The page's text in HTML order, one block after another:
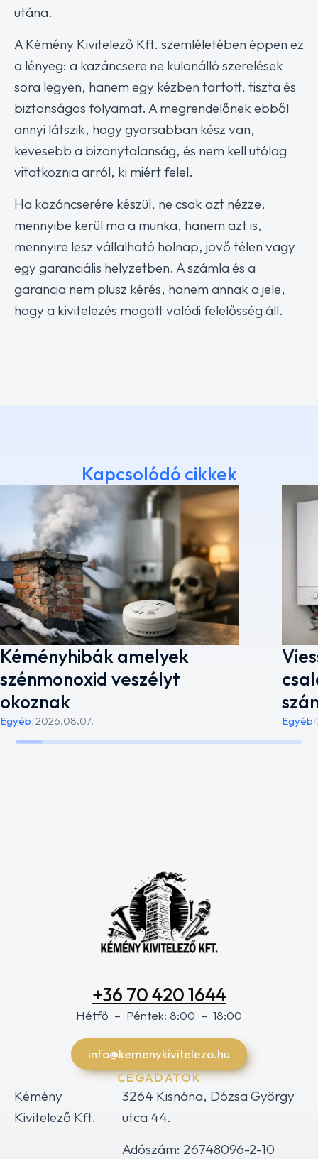
utána.
A Kémény Kivitelező Kft. szemléletében éppen ez
a lényeg: a kazáncsere ne különálló szerelések
sora legyen, hanem egy kézben tartott, tiszta és
biztonságos folyamat. A megrendelőnek ebből
annyi látszik, hogy gyorsabban kész van,
kevesebb a bizonytalanság, és nem kell utólag
vitatkoznia arról, ki miért felel.
Ha kazáncserére készül, ne csak azt nézze,
mennyibe kerül ma a munka, hanem azt is,
mennyire lesz vállalható holnap, jövő télen vagy
egy garanciális helyzetben. A számla és a
garancia nem plusz kérés, hanem annak a jele,
hogy a kivitelezés mögött valódi felelősség áll.
Kapcsolódó cikkek
Kéményhibák amelyek
szénmonoxid veszélyt
okoznak
Egyéb/2026.08.07. Egyéb/
+36 70 420 1644
Hétfő – Péntek: 8:00 – 18:00
info@kemenykivitelezo.hu
CÉGADATOK
Kémény
Kivitelező Kft.
3264 Kisnána, Dózsa György
utca 44.
Adószám: 26748096-2-10